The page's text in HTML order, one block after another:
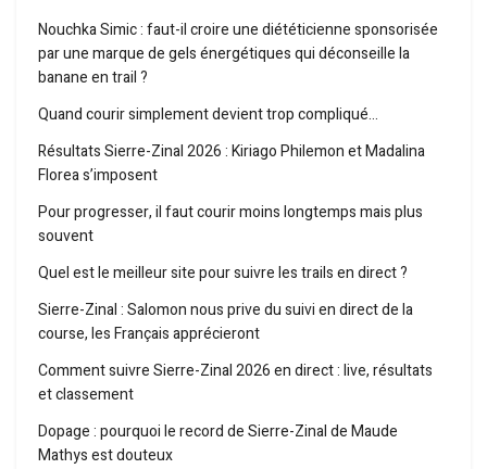
Nouchka Simic : faut-il croire une diététicienne sponsorisée
par une marque de gels énergétiques qui déconseille la
banane en trail ?
Quand courir simplement devient trop compliqué…
Résultats Sierre-Zinal 2026 : Kiriago Philemon et Madalina
Florea s’imposent
Pour progresser, il faut courir moins longtemps mais plus
souvent
Quel est le meilleur site pour suivre les trails en direct ?
Sierre-Zinal : Salomon nous prive du suivi en direct de la
course, les Français apprécieront
Comment suivre Sierre-Zinal 2026 en direct : live, résultats
et classement
Dopage : pourquoi le record de Sierre-Zinal de Maude
Mathys est douteux